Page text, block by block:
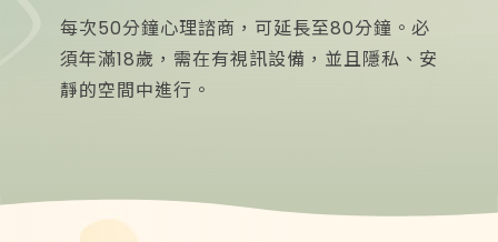
每次50分鐘心理諮商，可延長至80分鐘。必
須年滿18歲，需在有視訊設備，並且隱私、安
靜的空間中進行。